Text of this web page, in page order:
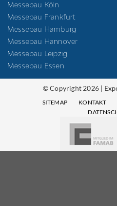
Messebau Köln
Messebau Frankfurt
Messebau Hamburg
Messebau Hannover
Messebau Leipzig
Messebau Essen
© Copyright 2026 |
SITEMAP KONTAKT